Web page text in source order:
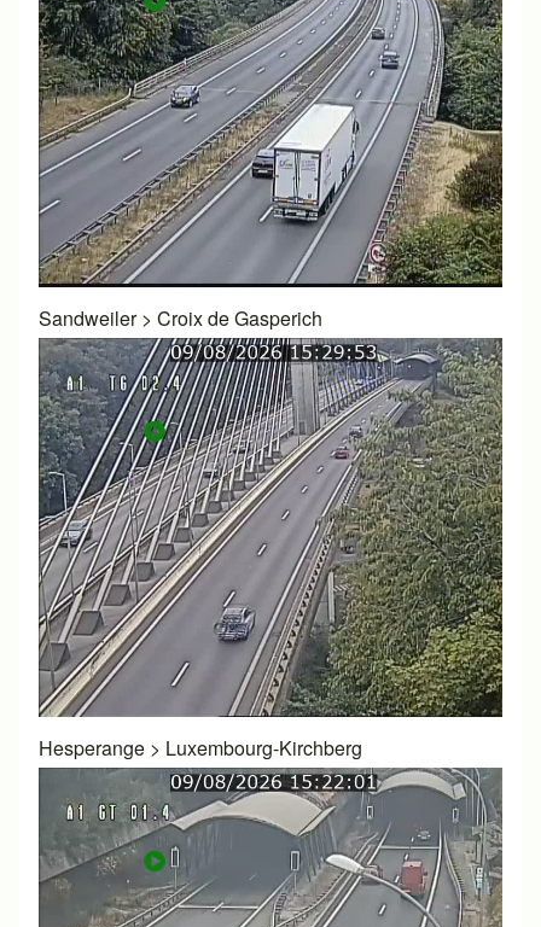
Sandweiler> Croix de Gasperich
Hesperange > Luxembourg-Kirchberg